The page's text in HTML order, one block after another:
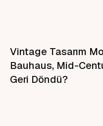
Vintage Tasarım
Bauhaus, Mid-
Geri Döndü?